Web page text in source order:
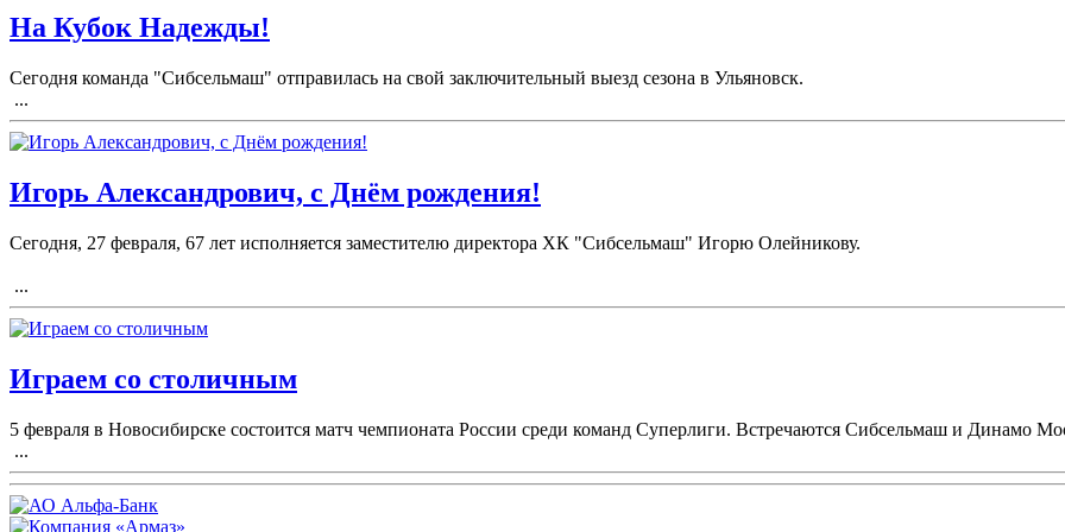
На Кубок Надежды!
Сегодня команда "Сибсельмаш" отправилась на свой заключительный выезд сезона в Ульяновск.
...
Игорь Александрович, с Днём рождения!
Сегодня, 27 февраля, 67 лет исполняется заместителю директора ХК "Сибсельмаш" Игорю Олейникову.
...
Играем со столичным
5 февраля в Новосибирске состоится матч чемпионата России среди команд Суперлиги. Встречаются Сибсельмаш и Динамо
...